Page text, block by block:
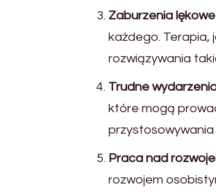
Zaburzenia
każdego. Terapia,
rozwiązywania
Trudne
które mogą
przystosowywania
Praca nad
rozwojem